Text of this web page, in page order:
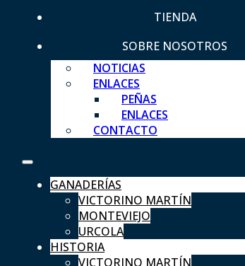
TIENDA
SOBRE NOSOTROS
NOTICIAS
ENLACES
PEÑAS
ENLACES
CONTACTO
GANADERÍAS
VICTORINO MARTÍN
MONTEVIEJO
URCOLA
HISTORIA
VICTORINO MARTÍN